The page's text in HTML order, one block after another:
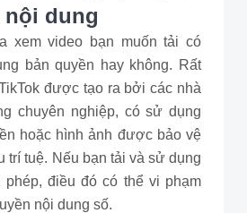
nội dung
xem video bạn muốn tải có
bản quyền hay không. Rất
được tạo ra bởi các nhà
chuyên nghiệp, có sử dụng
hoặc hình ảnh được bảo vệ
trí tuệ. Nếu bạn tải và sử dụng
phép, điều đó có thể vi phạm
nội dung số.